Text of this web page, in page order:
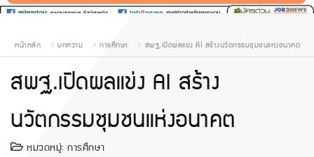
หน้าหลัก บทความ การศึกษา สพฐ.เปิดผลแข่ง AI สร้างนวัตกรรมชุมชนแห่งอนาคต
สพฐ.เปิดผลแข่ง AI สร้าง
นวัตกรรมชุมชนแห่งอนาคต
หมวดหมู่: การศึกษา